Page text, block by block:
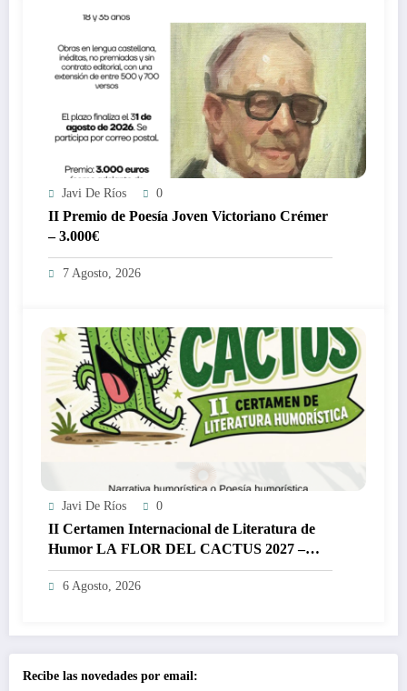
Javi De Ríos 0
II Premio de Poesía Joven Victoriano Crémer
– 3.000€
7 Agosto, 2026
Javi De Ríos 0
II Certamen Internacional de Literatura de
Humor LA FLOR DEL CACTUS 2027 –
3.000€
6 Agosto, 2026
Recibe las novedades por email: